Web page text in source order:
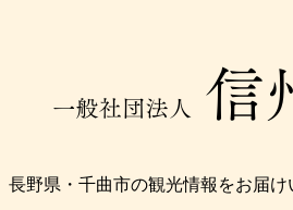
長野県・千曲市の観光情報をお届け